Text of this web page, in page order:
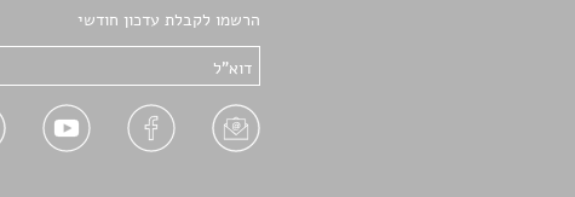
הרשמו לקבלת עדכון חודשי